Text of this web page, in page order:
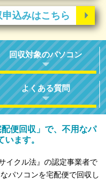
込みはこちら
回収対象のパソコン
よくある質問
便回収」で、不用なパ
ます。
イクル法』の認定事業者で
パソコンを宅配便で回収し